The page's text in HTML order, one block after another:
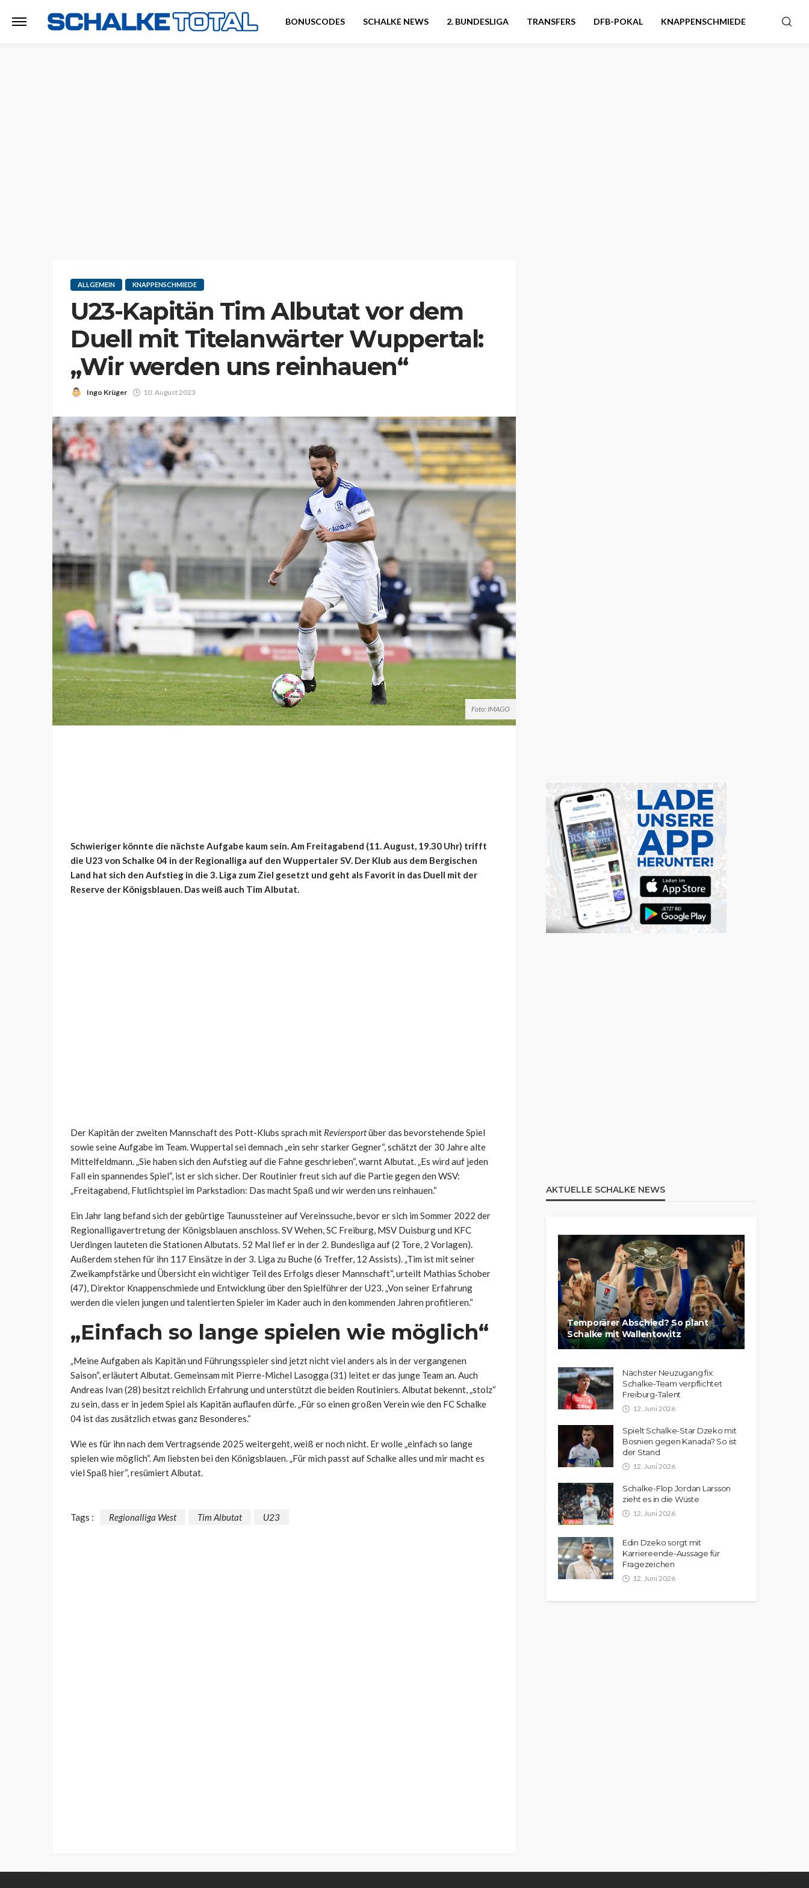
BONUSCODES SCHALKE NEWS 2. BUNDESLIGA TRANSFERS DFB-POKAL KNAPPENSCHMIEDE
ALLGEMEIN KNAPPENSCHMIEDE
U23-Kapitän Tim Albutat vor dem
Duell mit Titelanwärter Wuppertal:
„Wir werden uns reinhauen“
Ingo Krüger 10. August 2023
Foto: IMAGO
Schwieriger könnte die nächste Aufgabe kaum sein. Am Freitagabend (11. August, 19.30 Uhr) trifft
die U23 von Schalke 04 in der Regionalliga auf den Wuppertaler SV. Der Klub aus dem Bergischen
Land hat sich den Aufstieg in die 3. Liga zum Ziel gesetzt und geht als Favorit in das Duell mit der
Reserve der Königsblauen. Das weiß auch Tim Albutat.
Der Kapitän der zweiten Mannschaft des Pott-Klubs sprach mit Reviersportüber das bevorstehende Spiel
sowie seine Aufgabe im Team. Wuppertal sei demnach „ein sehr starker Gegner“, schätzt der 30 Jahre alte
Mittelfeldmann. „Sie haben sich den Aufstieg auf die Fahne geschrieben“, warnt Albutat. „Es wird auf jeden
Fall ein spannendes Spiel“, ist er sich sicher. Der Routinier freut sich auf die Partie gegen den WSV:
„Freitagabend, Flutlichtspiel im Parkstadion: Das macht Spaß und wir werden uns reinhauen.“
Ein Jahr lang befand sich der gebürtige Taunussteiner auf Vereinssuche, bevor er sich im Sommer 2022 der
Regionalligavertretung der Königsblauen anschloss. SV Wehen, SC Freiburg, MSV Duisburg und KFC
Uerdingen lauteten die Stationen Albutats. 52 Mal lief er in der 2. Bundesliga auf (2 Tore, 2 Vorlagen).
Außerdem stehen für ihn 117 Einsätze in der 3. Liga zu Buche (6 Treffer, 12 Assists). „Tim ist mit seiner
Zweikampfstärke und Übersicht ein wichtiger Teil des Erfolgs dieser Mannschaft“, urteilt Mathias Schober
(47), Direktor Knappenschmiede und Entwicklung über den Spielführer der U23. „Von seiner Erfahrung
werden die vielen jungen und talentierten Spieler im Kader auch in den kommenden Jahren profitieren.“
„Einfach so lange spielen wie möglich“
„Meine Aufgaben als Kapitän und Führungsspieler sind jetzt nicht viel anders als in der vergangenen
Saison“, erläutert Albutat. Gemeinsam mit Pierre-Michel Lasogga (31) leitet er das junge Team an. Auch
Andreas Ivan (28) besitzt reichlich Erfahrung und unterstützt die beiden Routiniers. Albutat bekennt, „stolz“
zu sein, dass er in jedem Spiel als Kapitän auflaufen dürfe. „Für so einen großen Verein wie den FC Schalke
04 ist das zusätzlich etwas ganz Besonderes.“
Wie es für ihn nach dem Vertragsende 2025 weitergeht, weiß er noch nicht. Er wolle „einfach so lange
spielen wie möglich“. Am liebsten bei den Königsblauen. „Für mich passt auf Schalke alles und mir macht es
viel Spaß hier“, resümiert Albutat.
Tags : Regionalliga West Tim Albutat U23
AKTUELLE SCHALKE NEWS
Temporärer Abschied? So plant
Schalke mit Wallentowitz
Nächster Neuzugang fix:
Schalke-Team verpflichtet
Freiburg-Talent
12. Juni 2026
Spielt Schalke-Star Dzeko mit
Bosnien gegen Kanada? So ist
der Stand
12. Juni 2026
Schalke-Flop Jordan Larsson
zieht es in die Wüste
12. Juni 2026
Edin Dzeko sorgt mit
Karriereende-Aussage für
Fragezeichen
12. Juni 2026